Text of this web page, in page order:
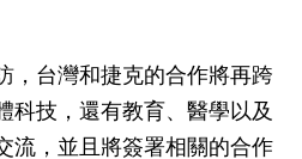
，台灣和捷克的合作將再跨
科技，還有教育、醫學以及
流，並且將簽署相關的合作